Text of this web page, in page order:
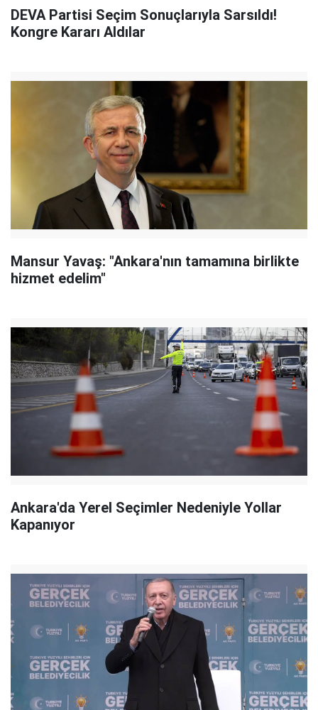
DEVA Partisi Seçim Sonuçlarıyla Sarsıldı!
Kongre Kararı Aldılar
Mansur Yavaş: "Ankara'nın tamamına birlikte
hizmet edelim"
Ankara'da Yerel Seçimler Nedeniyle Yollar
Kapanıyor